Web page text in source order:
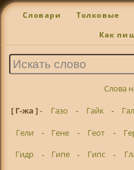
Словари Толковые
Как
Слова
[ Г-жа ]- Газо - Гайк -
Гели
- Гене - Геот -
Гидр
- Гипе - Гипс -